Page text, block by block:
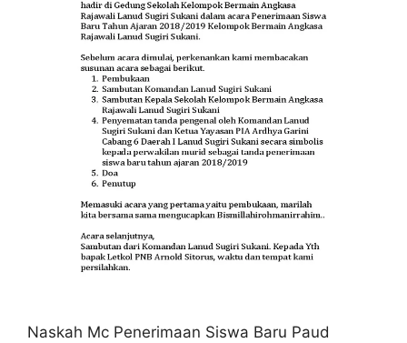
Naskah Mc Penerimaan Siswa Baru Paud